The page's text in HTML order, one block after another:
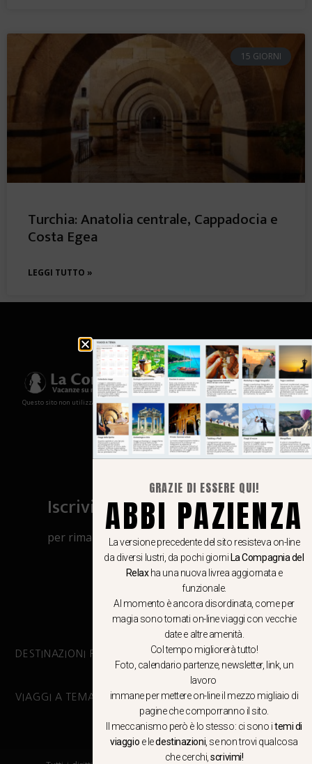
15 GIORNI
Turchia: Anatolia centrale, Cappadocia e
Costa Egea
LEGGI TUTTO »
Questo sito non utilizza cookies e non memorizza in alcun modo le tue informazioni
Iscriviti al canale Whatsapp
per rimanere aggiornato su viaggi, eventi
e notizie!
CLICCA QUI
DESTINAZIONI PRINCIPALI
VIAGGI A TEMA
GRAZIE DI ESSERE QUI!
ABBI PAZIENZA
La versione precedente del sito resisteva on-line
da diversi lustri, da pochi giorni La Compagnia del
Relaxha una nuova livrea aggiornata e
funzionale.
Al momento è ancora disordinata, come per
magia sono tornati on-line viaggi con vecchie
date e altre amenità.
Col tempo migliorerà tutto!
Foto, calendario partenze, newsletter, link, un
lavoro
immane per mettere on-line il mezzo migliaio di
pagine che comporranno il sito.
Il meccanismo però è lo stesso: ci sono itemi di
viaggio e ledestinazioni , se non trovi qualcosa
che cerchi,scrivimi!